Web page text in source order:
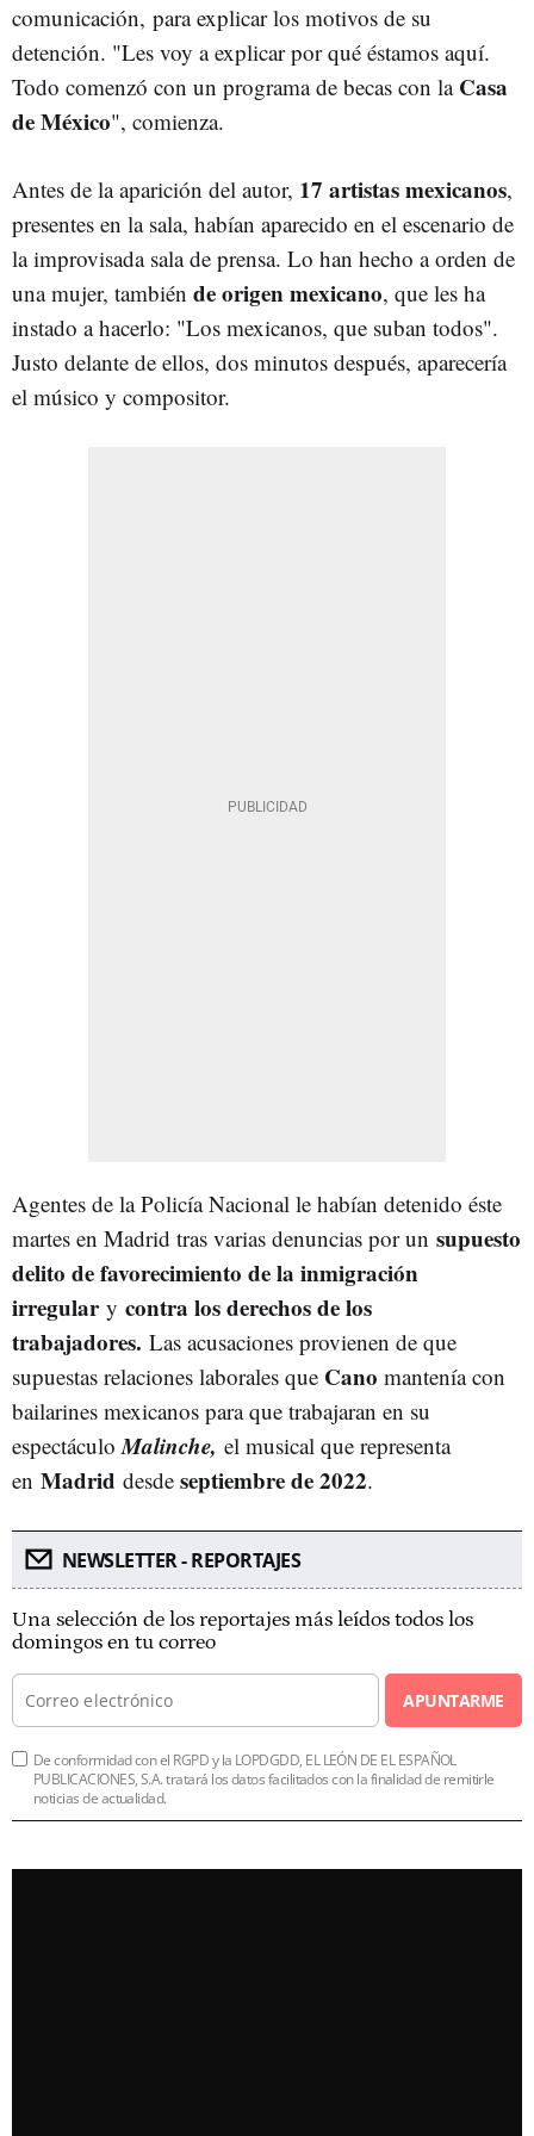
comunicación, para explicar los motivos de su
detención. "Les voy a explicar por qué éstamos aquí.
Todo comenzó con un programa de becas con la Casa
deMéxico", comienza.
Antes de la aparición del autor, 17 artistas mexicanos,
presentes en la sala, habían aparecido en el escenario de
la improvisada sala de prensa. Lo han hecho a orden de
una mujer, también deorigenmexicano, que les ha
instado a hacerlo: "Los mexicanos, que suban todos".
Justo delante de ellos, dos minutos después, aparecería
el músico y compositor.
Agentes de la Policía Nacional le habían detenido éste
martes en Madrid tras varias denuncias por un supuesto
delito de favorecimiento de la inmigración
irregular y contra los derechos de los
trabajadores. Las acusaciones provienen de que
supuestas relaciones laborales que Cano mantenía con
bailarines mexicanos para que trabajaran en su
espectáculoMalinche, el musical que representa
en Madrid desde septiembre de 2022.
NEWSLETTER - REPORTAJES
Una selección de los reportajes más leídos todos los
domingos en tu correo
APUNTARME
De conformidad con el RGPD y la LOPDGDD, EL LEÓN DE EL ESPAÑOL
PUBLICACIONES, S.A. tratará los datos facilitados con la finalidad de remitirle
noticias de actualidad.